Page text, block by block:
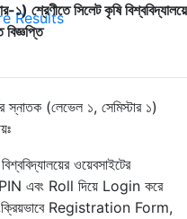
Results
শ্রেণীতে সিলেট কৃষি বিশ্ববিদ্যালয়ে
স্নাতক (লেভেল ১, সেমিস্টার ১)
বিশ্ববিদ্যালয়ের ওয়েবসাইটের
PIN এবং Roll দিয়ে Login করে
Registration Form,